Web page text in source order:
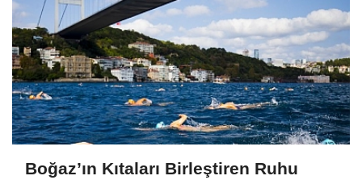
Boğaz’ın Kıtaları Birleştiren Ruhu